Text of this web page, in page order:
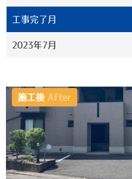
工事完了月
2023年7月
施工後 After